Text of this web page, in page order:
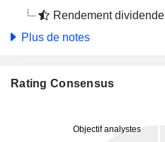
Rendement dividende
Plus de notes
Rating Consensus